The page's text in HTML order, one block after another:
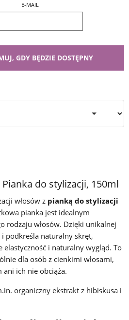
E-MAIL
Pianka do stylizacji, 150ml
włosów z pianką do stylizacji
pianka jest idealnym
rodzaju włosów. Dzięki unikalnej
podkreśla naturalny skręt,
elastyczność i naturalny wygląd. To
dla osób z cienkimi włosami,
ani ich nie obciąża.
organiczny ekstrakt z hibiskusa i